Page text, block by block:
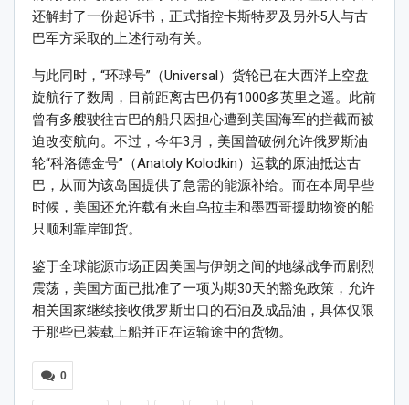
还解封了一份起诉书，正式指控卡斯特罗及另外5人与古
巴军方采取的上述行动有关。
与此同时，“环球号”（Universal）货轮已在大西洋上空盘
旋航行了数周，目前距离古巴仍有1000多英里之遥。此前
曾有多艘驶往古巴的船只因担心遭到美国海军的拦截而被
迫改变航向。不过，今年3月，美国曾破例允许俄罗斯油
轮“科洛德金号”（Anatoly Kolodkin）运载的原油抵达古
巴，从而为该岛国提供了急需的能源补给。而在本周早些
时候，美国还允许载有来自乌拉圭和墨西哥援助物资的船
只顺利靠岸卸货。
鉴于全球能源市场正因美国与伊朗之间的地缘战争而剧烈
震荡，美国方面已批准了一项为期30天的豁免政策，允许
相关国家继续接收俄罗斯出口的石油及成品油，具体仅限
于那些已装载上船并正在运输途中的货物。
0